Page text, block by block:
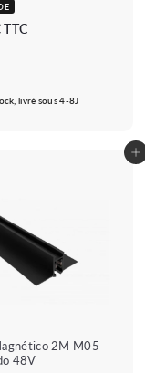
8
9
livré sous 4-8J
Adicionar ao carrinho
2M M05
48V